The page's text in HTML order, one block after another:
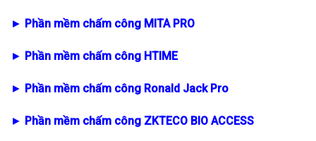
► Phần mềm chấm công MITA PRO
► Phần mềm chấm công HTIME
► Phần mềm chấm công Ronald Jack Pro
► Phần mềm chấm công ZKTECO BIO ACCESS